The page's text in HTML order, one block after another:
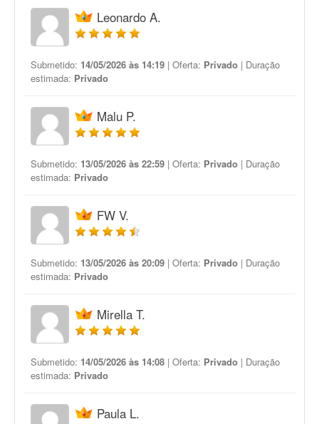
Leonardo A.
Submetido: 14/05/2026 às 14:19 | Oferta: Privado | Duração
estimada: Privado
Malu P.
Submetido: 13/05/2026 às 22:59 | Oferta: Privado | Duração
estimada: Privado
FW V.
Submetido: 13/05/2026 às 20:09 | Oferta: Privado | Duração
estimada: Privado
Mirella T.
Submetido: 14/05/2026 às 14:08 | Oferta: Privado | Duração
estimada: Privado
Paula L.